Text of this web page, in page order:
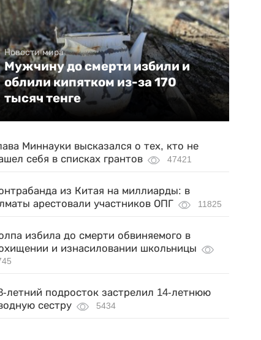
Новости мира
Мужчину до смерти избили и
облили кипятком из-за 170
тысяч тенге
Миннауки высказался о тех, кто не
себя в списках грантов
47421
из Китая на миллиарды: в
арестовали участников ОПГ
11825
избила до смерти обвиняемого в
и изнасиловании школьницы
летний подросток застрелил 14-летнюю
сестру
5434